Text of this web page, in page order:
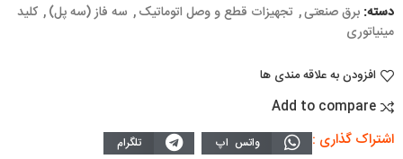
دسته: برق صنعتی, تجهیزات قطع و وصل اتوماتیک, سه فاز (سه پل), کلید
مینیاتوری
افزودن به علاقه مندی ها
Add to compare
اشتراک گذاری : واتس اپ تلگرام